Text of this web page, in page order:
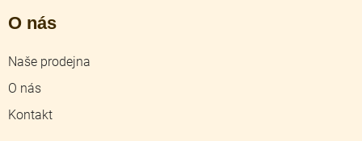
O nás
Naše prodejna
O nás
Kontakt